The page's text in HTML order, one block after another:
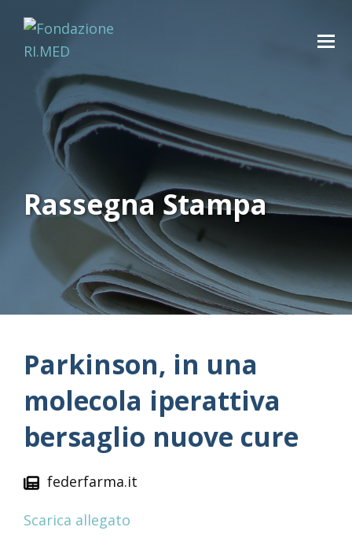
Rassegna Stampa
Parkinson, in una
molecola iperattiva
bersaglio nuove cure
federfarma.it
Scarica allegato